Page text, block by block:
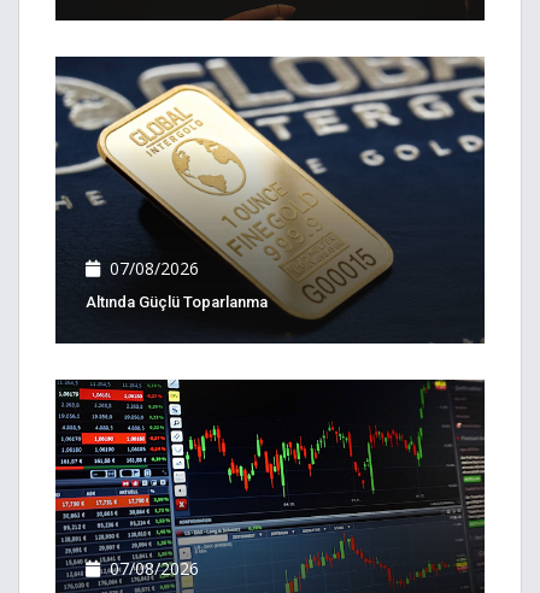
07/08/2026
Altında Güçlü Toparlanma
07/08/2026